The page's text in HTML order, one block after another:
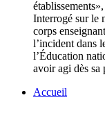
Interrogé sur le
corps
l’incident dans
l’Éducation
avoir agi dès sa
Accueil